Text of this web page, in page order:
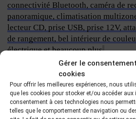
Gérer le
cookies
Pour offrir les meilleures expériences, nous
que les cookies pour stocker et/ou accéder
consentement à ces technologies nous
telles que le comportement de navigation ou
connectivité Bluetooth, caméra de
panoramique, climatisation
lecteur CD, prise USB, prise 12V,
de rangement, bel intérieur de
électrique et beaucoup plus.
NOUS OFFRONS PLUSIEURS MOYENS
Appel ou SMS : ( 5 7 9 ) 5